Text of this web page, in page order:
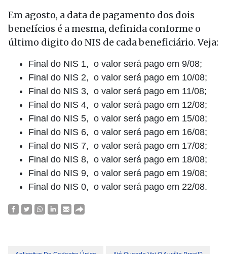
Em agosto, a data de pagamento dos dois
benefícios é a mesma, definida conforme o
último digito do NIS de cada beneficiário. Veja:
Final do NIS 1, o valor será pago em 9/08;
Final do NIS 2, o valor será pago em 10/08;
Final do NIS 3, o valor será pago em 11/08;
Final do NIS 4, o valor será pago em 12/08;
Final do NIS 5, o valor será pago em 15/08;
Final do NIS 6, o valor será pago em 16/08;
Final do NIS 7, o valor será pago em 17/08;
Final do NIS 8, o valor será pago em 18/08;
Final do NIS 9, o valor será pago em 19/08;
Final do NIS 0, o valor será pago em 22/08.